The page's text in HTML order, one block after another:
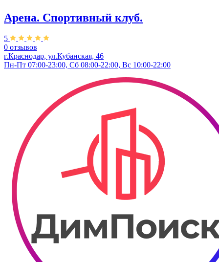
Арена. Спортивный клуб.
5
0 отзывов
г.Краснодар, ул.Кубанская, 46
Пн-Пт 07:00-23:00, Сб 08:00-22:00, Вс 10:00-22:00